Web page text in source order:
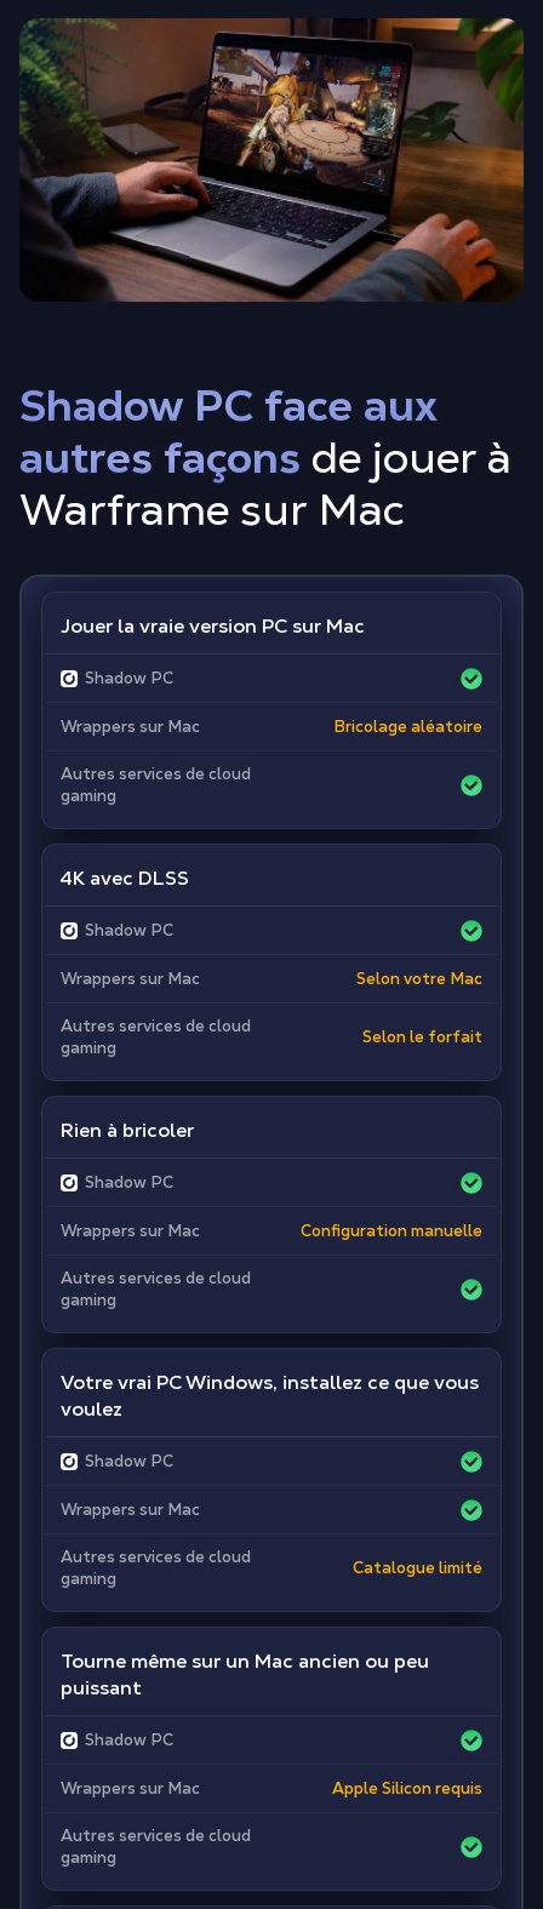
Shadow PC face aux
autres façons de jouer à
Warframe sur Mac
Jouer la vraie version PC sur Mac
Shadow PC
Wrappers sur Mac Bricolage aléatoire
Autres services de cloud
gaming
4K avec DLSS
Shadow PC
Wrappers sur Mac Selon votre Mac
Autres services de cloud
gaming
Selon le forfait
Rien à bricoler
Shadow PC
Wrappers sur Mac Configuration manuelle
Autres services de cloud
gaming
Votre vrai PC Windows, installez ce que vous
voulez
Shadow PC
Wrappers sur Mac
Autres services de cloud
gaming
Catalogue limité
Tourne même sur un Mac ancien ou peu
puissant
Shadow PC
Wrappers sur Mac Apple Silicon requis
Autres services de cloud
gaming